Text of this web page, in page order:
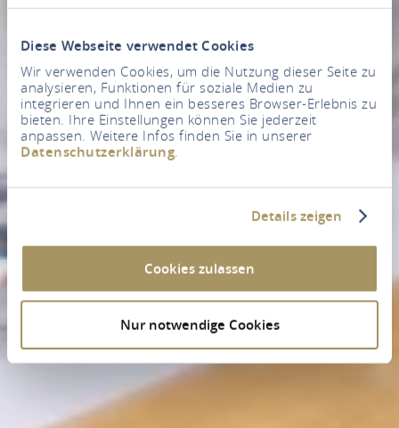
Diese Webseite verwendet Cookies
Wir verwenden Cookies, um die Nutzung dieser Seite zu
analysieren, Funktionen für soziale Medien zu
integrieren und Ihnen ein besseres Browser-Erlebnis zu
bieten. Ihre Einstellungen können Sie jederzeit
anpassen. Weitere Infos finden Sie in unserer
Datenschutzerklärung.
Details zeigen
Cookies zulassen
Nur notwendige Cookies